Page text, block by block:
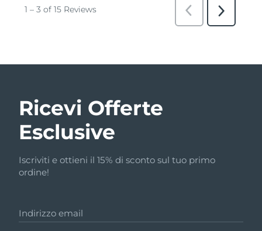
Ricevi Offerte
Esclusive
Iscriviti e ottieni il 15% di sconto sul tuo primo
ordine!
Indirizzo email